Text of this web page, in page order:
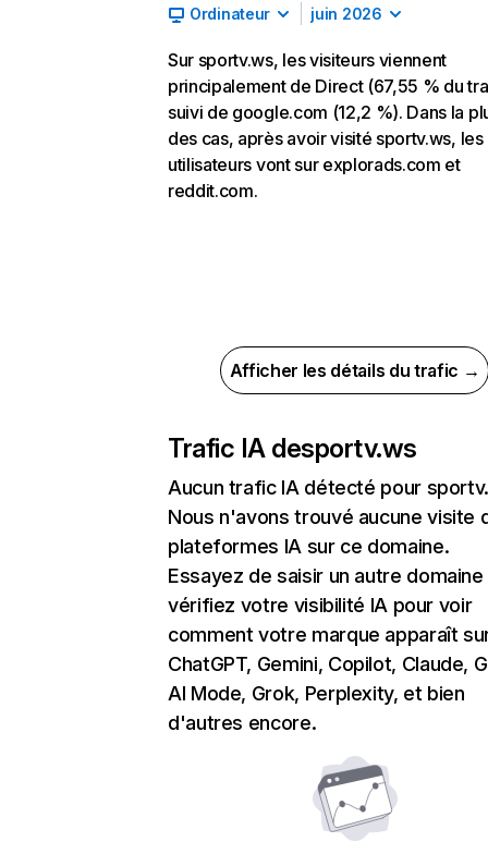
Ordinateur juin 2026
Sur sportv.ws, les visiteurs viennent
principalement de Direct (67,55 % du
suivi de google.com (12,2 %). Dans la
des cas, après avoir visité sportv.ws, les
utilisateurs vont sur explorads.com et
reddit.com.
Afficher les détails du trafic →
Trafic IA desportv.ws
Aucun trafic IA détecté pour
Nous n'avons trouvé aucune visite
plateformes IA sur ce domaine.
Essayez de saisir un autre domaine
vérifiez votre visibilité IA pour voir
comment votre marque apparaît
ChatGPT, Gemini, Copilot, Claude,
AI Mode, Grok, Perplexity, et bien
d'autres encore.